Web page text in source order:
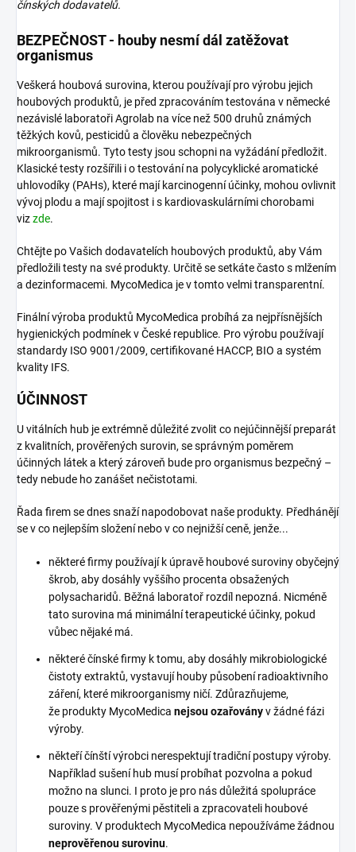
čínských dodavatelů.
BEZPEČNOST - houby nesmí dál zatěžovat
organismus
Veškerá houbová surovina, kterou používají pro výrobu jejich
houbových produktů, je před zpracováním testována v německé
nezávislé laboratoři Agrolab na více než 500 druhů známých
těžkých kovů, pesticidů a člověku nebezpečných
mikroorganismů. Tyto testy jsou schopni na vyžádání předložit.
Klasické testy rozšířili i o testování na polycyklické aromatické
uhlovodíky (PAHs), které mají karcinogenní účinky, mohou ovlivnit
vývoj plodu a mají spojitost i s kardiovaskulárními chorobami
vizzde.
Chtějte po Vašich dodavatelích houbových produktů, aby Vám
předložili testy na své produkty. Určitě se setkáte často s mlžením
a dezinformacemi. MycoMedica je v tomto velmi transparentní.
Finální výroba produktů MycoMedica probíhá za nejpřísnějších
hygienických podmínek v České republice. Pro výrobu používají
standardy ISO 9001/2009, certifikované HACCP, BIO a systém
kvality IFS.
ÚČINNOST
U vitálních hub je extrémně důležité zvolit co nejúčinnější preparát
z kvalitních, prověřených surovin, se správným poměrem
účinných látek a který zároveň bude pro organismus bezpečný –
tedy nebude ho zanášet nečistotami.
Řada firem se dnes snaží napodobovat naše produkty. Předhánějí
se v co nejlepším složení nebo v co nejnižší ceně, jenže...
některé firmy používají k úpravě houbové suroviny obyčejný
škrob, aby dosáhly vyššího procenta obsažených
polysacharidů. Běžná laboratoř rozdíl nepozná. Nicméně
tato surovina má minimální terapeutické účinky, pokud
vůbec nějaké má.
některé čínské firmy k tomu, aby dosáhly mikrobiologické
čistoty extraktů, vystavují houby působení radioaktivního
záření, které mikroorganismy ničí. Zdůrazňujeme,
že produkty MycoMedica nejsou ozařoványv žádné fázi
výroby.
někteří čínští výrobci nerespektují tradiční postupy výroby.
Například sušení hub musí probíhat pozvolna a pokud
možno na slunci. I proto je pro nás důležitá spolupráce
pouze s prověřenými pěstiteli a zpracovateli houbové
suroviny. V produktech MycoMedica nepoužíváme žádnou
neprověřenou surovinu.